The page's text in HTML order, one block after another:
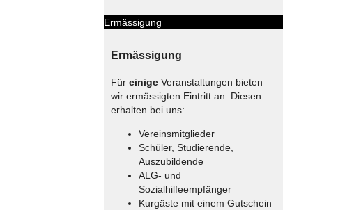
Ermässigung
Ermässigung
Für einigeVeranstaltungen bieten
wir ermässigten Eintritt an. Diesen
erhalten bei uns:
Vereinsmitglieder
Schüler, Studierende,
Auszubildende
ALG- und
Sozialhilfeempfänger
Kurgäste mit einem Gutschein